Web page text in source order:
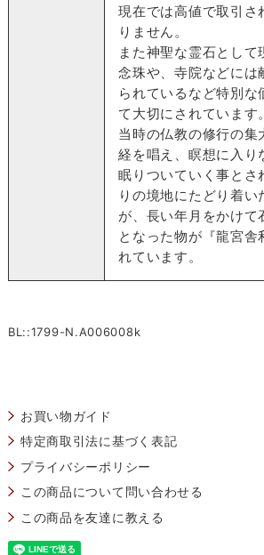
現在では高値で取引さ
りません。
また神聖な霊石として
念珠や、寺院などには
られているなど特別な
て大切にされています。
当時の仏教の修行の集
経を唱え、瞑想に入り
眠りついていく事とさ
りの境地にたどり着い
が、長い年月をかけて
となった物が『龍宮舎
れています。
BL::1799-N.A006008k
お買い物ガイド
特定商取引法に基づく表記
プライバシーポリシー
この商品について問い合わせる
この商品を友達に教える